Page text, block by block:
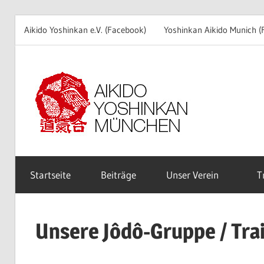
Aikido Yoshinkan e.V. (Facebook) Yoshinkan Aikido Munich
springen
Startseite Beiträge Unser Verein
Unsere Jôdô-Gruppe /